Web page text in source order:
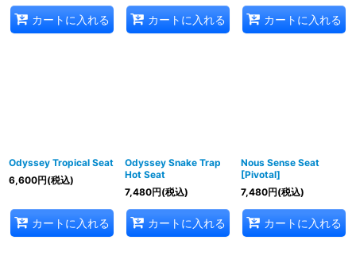
カートに入れる カートに入れる カートに入れる
Odyssey Tropical Seat
6,600円(税込)
カートに入れる
Odyssey Snake Trap
Hot Seat
7,480円(税込)
カートに入れる
Nous Sense Seat
[Pivotal]
7,480円(税込)
カートに入れる